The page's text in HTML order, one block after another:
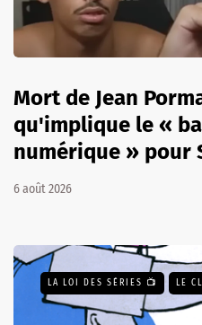
Mort de Jean
qu'implique le «
numérique » pour
6 août 2026
LA LOI DES SÉRIES 📺 LE